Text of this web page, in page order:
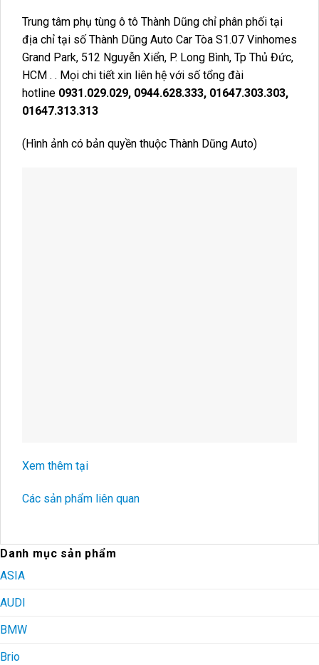
Trung tâm phụ tùng ô tô Thành Dũng chỉ phân phối tại
địa chỉ tại số Thành Dũng Auto Car Tòa S1.07 Vinhomes
Grand Park, 512 Nguyễn Xiển, P. Long Bình, Tp Thủ Đức,
HCM . . Mọi chi tiết xin liên hệ với số tổng đài
hotline 0931.029.029, 0944.628.333, 01647.303.303,
01647.313.313
(Hình ảnh có bản quyền thuộc Thành Dũng Auto)
Xem thêm tại
Các sản phẩm liên quan
Danh mục sản phẩm
ASIA
AUDI
BMW
Brio